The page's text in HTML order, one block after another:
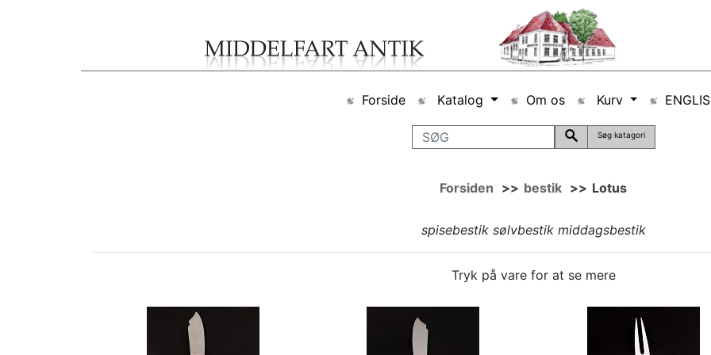
Forside Katalog Om os Kurv
Søg katagori
Forsiden >> bestik >> Lotus
spisebestik sølvbestik middagsbestik
Tryk på vare for at se mere